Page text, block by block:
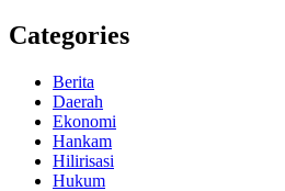
Categories
Berita
Daerah
Ekonomi
Hankam
Hilirisasi
Hukum